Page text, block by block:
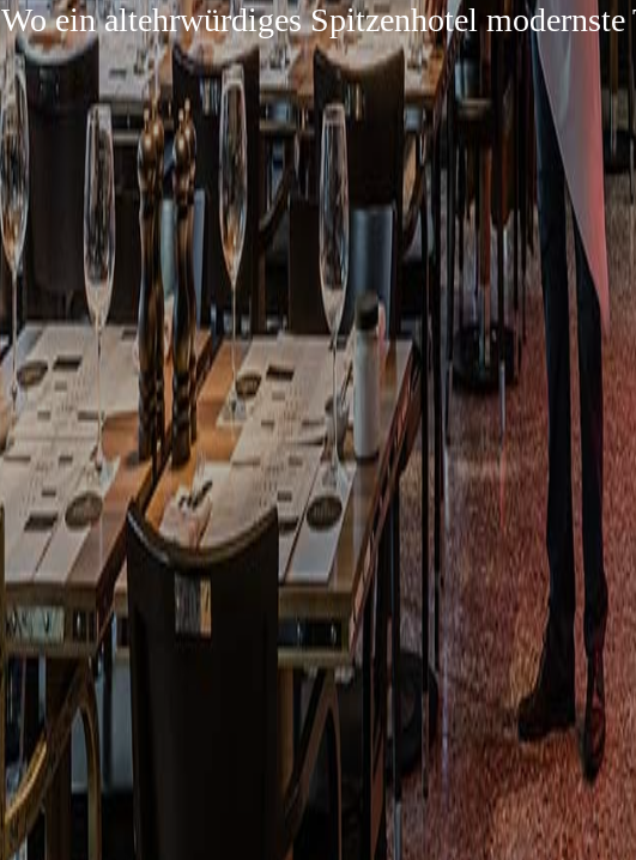
Wo ein altehrwürdiges Spitzenhotel modernste